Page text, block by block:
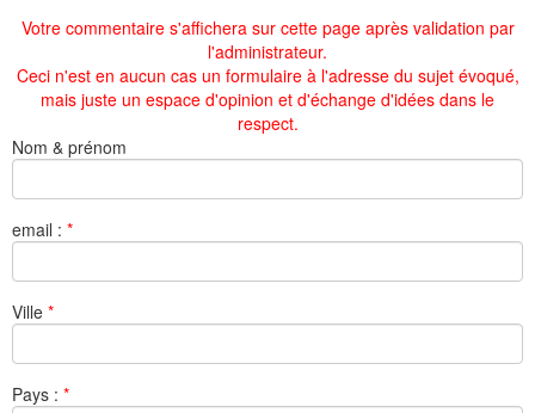
Votre commentaire s'affichera sur cette page après validation par
l'administrateur.
Ceci n'est en aucun cas un formulaire à l'adresse du sujet évoqué,
mais juste un espace d'opinion et d'échange d'idées dans le
respect.
Nom & prénom
email : *
Ville *
Pays : *